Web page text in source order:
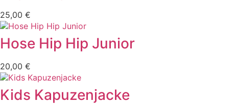
25,00 €
Hose Hip Hip Junior
20,00 €
Kids Kapuzenjacke